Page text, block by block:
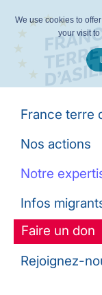
France terre
Nos actions
Notre
Infos
Faire un don
Rejoignez-
We use cookies to
your visit